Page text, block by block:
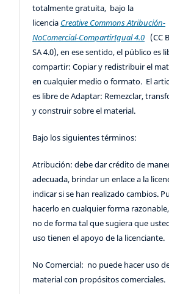
totalmente gratuita, bajo la
licencia Creative Commons Atribución-
NoComercial-CompartirIgual 4.0 (CC
SA 4.0), en ese sentido, el público es
compartir: Copiar y redistribuir el
en cualquier medio o formato. El
es libre de Adaptar: Remezclar,
y construir sobre el material.
Bajo los siguientes términos:
Atribución: debe dar crédito de
adecuada, brindar un enlace a la
indicar si se han realizado cambios.
hacerlo en cualquier forma
no de forma tal que sugiera que
uso tienen el apoyo de la licenciante.
No Comercial: no puede hacer uso
material con propósitos comerciales.